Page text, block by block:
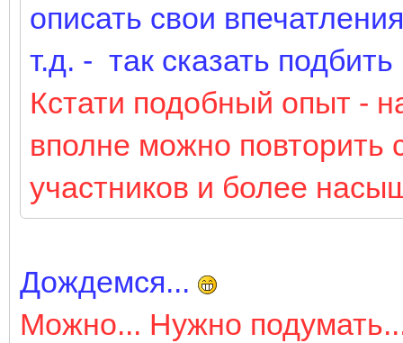
описать свои
т.д. - так сказать подбить
Кстати подобный опыт -
вполне можно повторить
участников и более
Дождемся...
Можно... Нужно